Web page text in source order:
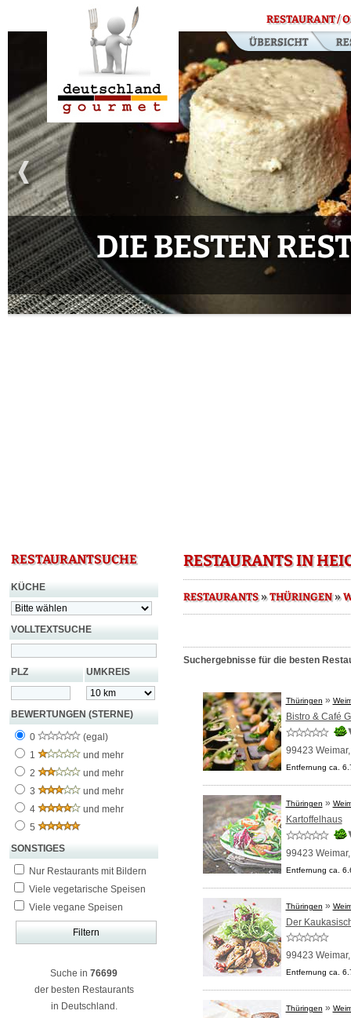
RESTAURANT /
DIE BESTEN
RESTAURANTSUCHE
KÜCHE
VOLLTEXTSUCHE
PLZ UMKREIS
BEWERTUNGEN (STERNE)
0
(egal)
1
und mehr
2
und mehr
3
und mehr
4
und mehr
5
SONSTIGES
Nur Restaurants mit Bildern
Viele vegetarische Speisen
Viele vegane Speisen
Suche in 76699
der besten Restaurants
in Deutschland.
RESTAURANTS IN
RESTAURANTS»THÜRINGEN»
Suchergebnisse für die besten
Thüringen »
Bistro & Café
99423
Entfernung ca.
Thüringen »
Kartoffelhaus
99423
Entfernung ca.
Thüringen »
Der
99423
Entfernung ca.
Thüringen »